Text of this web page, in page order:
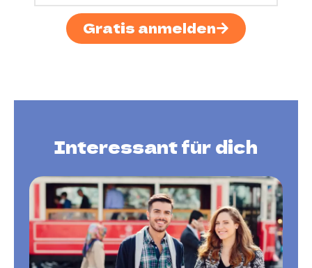
Gratis anmelden
Interessant für dich